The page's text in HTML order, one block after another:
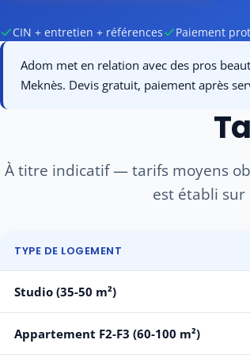
CIN + entretien + références Paiement
Adom met en relation avec des pros
Meknès. Devis gratuit, paiement après
À titre indicatif — tarifs moyens
est établi sur
TYPE DE LOGEMENT
Studio (35-50 m²)
Appartement F2-F3 (60-100 m²)